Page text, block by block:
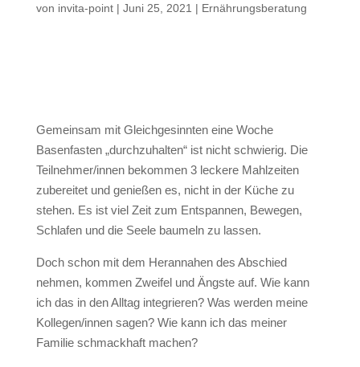
von invita-point| Juni 25, 2021 | Ernährungsberatung
Gemeinsam mit Gleichgesinnten eine Woche
Basenfasten „durchzuhalten“ ist nicht schwierig. Die
Teilnehmer/innen bekommen 3 leckere Mahlzeiten
zubereitet und genießen es, nicht in der Küche zu
stehen. Es ist viel Zeit zum Entspannen, Bewegen,
Schlafen und die Seele baumeln zu lassen.
Doch schon mit dem Herannahen des Abschied
nehmen, kommen Zweifel und Ängste auf. Wie kann
ich das in den Alltag integrieren? Was werden meine
Kollegen/innen sagen? Wie kann ich das meiner
Familie schmackhaft machen?